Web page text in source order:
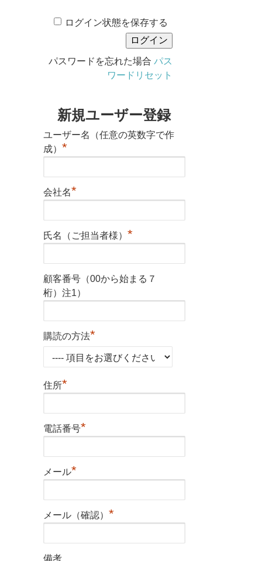
ログイン状態を保存する
パスワードを忘れた場合 パス
ワードリセット
新規ユーザー登録
ユーザー名（任意の英数字で作
成） *
会社名*
氏名（ご担当者様） *
顧客番号（00から始まる７
桁）注1）
購読の方法*
住所*
電話番号*
メール*
メール（確認） *
備考